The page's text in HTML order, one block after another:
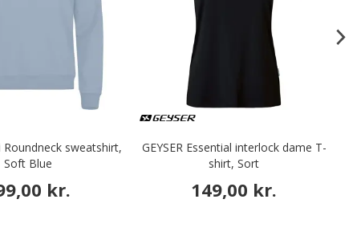
Roundneck sweatshirt,
Soft Blue
kr.
GEYSER Essential interlock dame T-
shirt, Sort
149,00 kr.